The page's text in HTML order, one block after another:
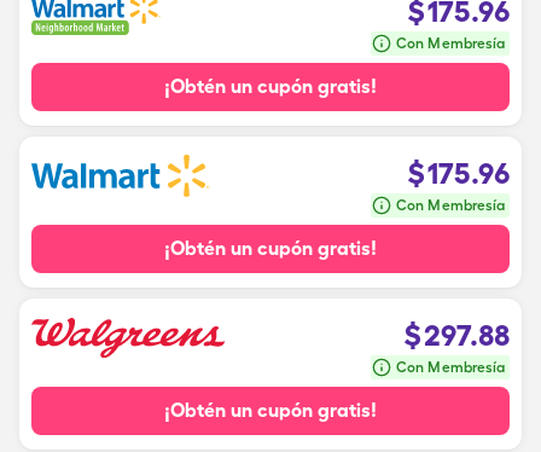
$175.96
Con Membresía
¡Obtén un cupón gratis!
$175.96
Con Membresía
¡Obtén un cupón gratis!
$297.88
Con Membresía
¡Obtén un cupón gratis!